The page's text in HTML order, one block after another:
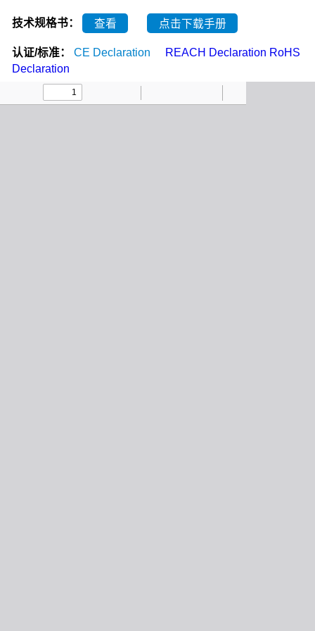
技术规格书： 查看 点击下载手册
认证/标准： CE Declaration REACH Declaration RoHS
Declaration